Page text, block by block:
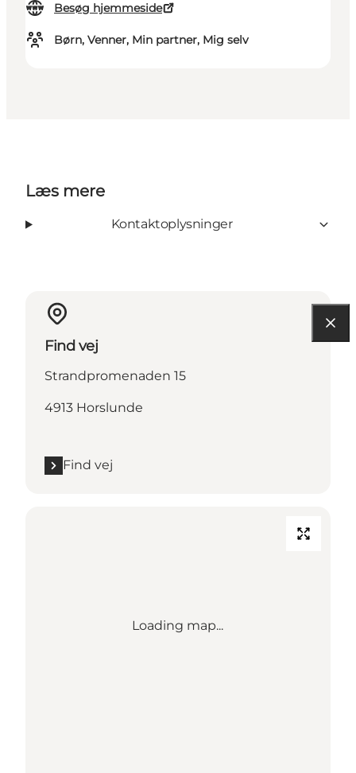
Besøg hjemmeside
Børn, Venner, Min partner, Mig selv
Læs mere
Kontaktoplysninger
Find vej
Strandpromenaden 15
4913 Horslunde
Find vej
Loading map...